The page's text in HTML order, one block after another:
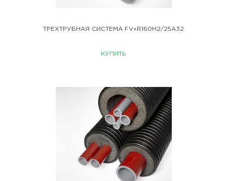
ТРЕХТРУБНАЯ СИСТЕМА FV+R160H2/25A32
КУПИТЬ